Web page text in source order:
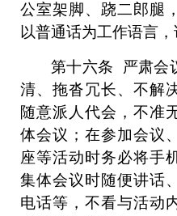
公室架脚、跷二郎腿
以普通话为工作语言，
第十六条
严肃会
清、拖沓冗长、不解
随意派人代会 ， 不准
体会议 ；在参加会议
座等活动时务必将手
集体会议时随便讲话
电话等，不看与活动